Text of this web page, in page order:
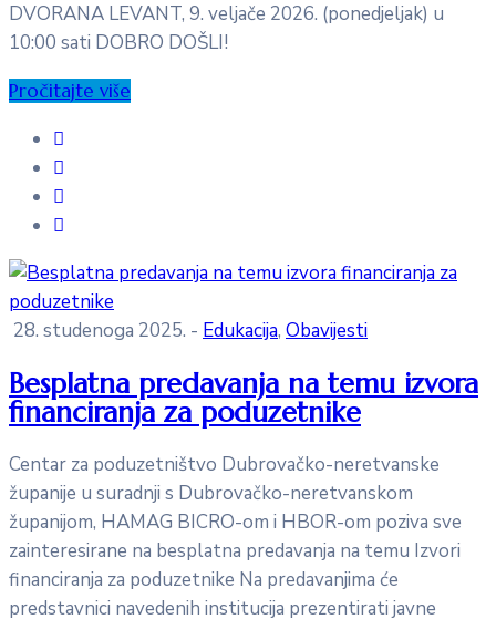
DVORANA LEVANT, 9. veljače 2026. (ponedjeljak) u
10:00 sati DOBRO DOŠLI!
Pročitajte više
28. studenoga 2025. - Edukacija‚ Obavijesti
Besplatna predavanja na temu izvora
financiranja za poduzetnike
Centar za poduzetništvo Dubrovačko-neretvanske
županije u suradnji s Dubrovačko-neretvanskom
županijom, HAMAG BICRO-om i HBOR-om poziva sve
zainteresirane na besplatna predavanja na temu Izvori
financiranja za poduzetnike Na predavanjima će
predstavnici navedenih institucija prezentirati javne